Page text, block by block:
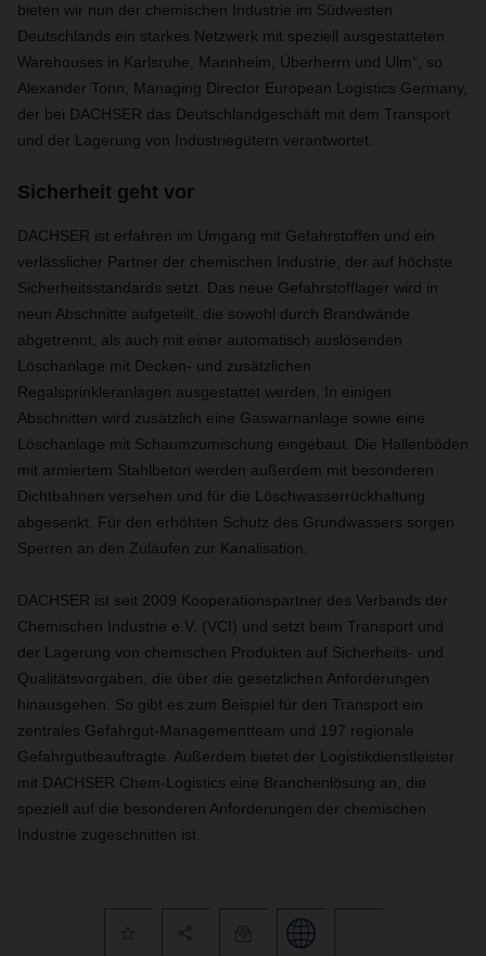
bieten wir nun der chemischen Industrie im Südwesten
Deutschlands ein starkes Netzwerk mit speziell ausgestatteten
Warehouses in Karlsruhe, Mannheim, Überherrn und Ulm“, so
Alexander Tonn, Managing Director European Logistics Germany,
der bei DACHSER das Deutschlandgeschäft mit dem Transport
und der Lagerung von Industriegütern verantwortet.
Sicherheit geht vor
DACHSER ist erfahren im Umgang mit Gefahrstoffen und ein
verlässlicher Partner der chemischen Industrie, der auf höchste
Sicherheitsstandards setzt. Das neue Gefahrstofflager wird in
neun Abschnitte aufgeteilt, die sowohl durch Brandwände
abgetrennt, als auch mit einer automatisch auslösenden
Löschanlage mit Decken- und zusätzlichen
Regalsprinkleranlagen ausgestattet werden. In einigen
Abschnitten wird zusätzlich eine Gaswarnanlage sowie eine
Löschanlage mit Schaumzumischung eingebaut. Die Hallenböden
mit armiertem Stahlbeton werden außerdem mit besonderen
Dichtbahnen versehen und für die Löschwasserrückhaltung
abgesenkt. Für den erhöhten Schutz des Grundwassers sorgen
Sperren an den Zuläufen zur Kanalisation.
DACHSER ist seit 2009 Kooperationspartner des Verbands der
Chemischen Industrie e.V. (VCI) und setzt beim Transport und
der Lagerung von chemischen Produkten auf Sicherheits- und
Qualitätsvorgaben, die über die gesetzlichen Anforderungen
hinausgehen. So gibt es zum Beispiel für den Transport ein
zentrales Gefahrgut-Managementteam und 197 regionale
Gefahrgutbeauftragte. Außerdem bietet der Logistikdienstleister
mit DACHSER Chem-Logistics eine Branchenlösung an, die
speziell auf die besonderen Anforderungen der chemischen
Industrie zugeschnitten ist.